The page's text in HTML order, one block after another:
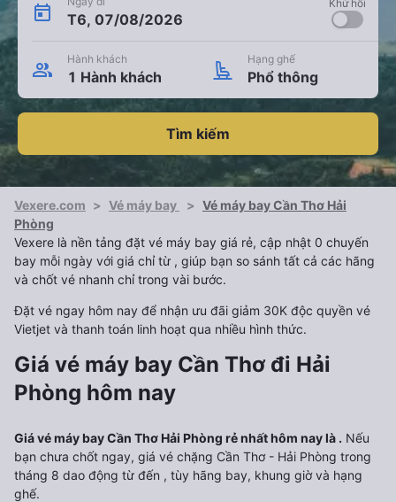
T6, 07/08/2026
Khứ hồi
Hành khách
1 Hành khách
Hạng ghế
Phổ thông
Tìm kiếm
Vexere.com > Vé máy bay > Vé máy bay Cần Thơ Hải
Phòng
Vexere là nền tảng đặt vé máy bay giá rẻ, cập nhật 0 chuyến
bay mỗi ngày với giá chỉ từ , giúp bạn so sánh tất cả các hãng
và chốt vé nhanh chỉ trong vài bước.
Đặt vé ngay hôm nay để nhận ưu đãi giảm 30K độc quyền vé
Vietjet và thanh toán linh hoạt qua nhiều hình thức.
Giá vé máy bay Cần Thơ đi Hải
Phòng hôm nay
Giá vé máy bay Cần Thơ Hải Phòng rẻ nhất hôm nay là . Nếu
bạn chưa chốt ngay, giá vé chặng Cần Thơ - Hải Phòng trong
tháng 8 dao động từ đến , tùy hãng bay, khung giờ và hạng
ghế.